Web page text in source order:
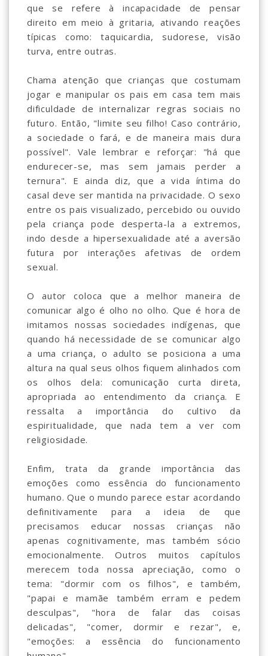
que se refere à incapacidade de pensar
direito em meio à gritaria, ativando reações
típicas como: taquicardia, sudorese, visão
turva, entre outras.
Chama atenção que crianças que costumam
jogar e manipular os pais em casa tem mais
dificuldade de internalizar regras sociais no
futuro. Então, "limite seu filho! Caso contrário,
a sociedade o fará, e de maneira mais dura
possível". Vale lembrar e reforçar: "há que
endurecer-se, mas sem jamais perder a
ternura". E ainda diz, que a vida íntima do
casal deve ser mantida na privacidade. O sexo
entre os pais visualizado, percebido ou ouvido
pela criança pode desperta-la a extremos,
indo desde a hipersexualidade até a aversão
futura por interações afetivas de ordem
sexual.
O autor coloca que a melhor maneira de
comunicar algo é olho no olho. Que é hora de
imitamos nossas sociedades indígenas, que
quando há necessidade de se comunicar algo
a uma criança, o adulto se posiciona a uma
altura na qual seus olhos fiquem alinhados com
os olhos dela: comunicação curta direta,
apropriada ao entendimento da criança. E
ressalta a importância do cultivo da
espiritualidade, que nada tem a ver com
religiosidade.
Enfim, trata da grande importância das
emoções como essência do funcionamento
humano. Que o mundo parece estar acordando
definitivamente para a ideia de que
precisamos educar nossas crianças não
apenas cognitivamente, mas também sócio
emocionalmente. Outros muitos capítulos
merecem toda nossa apreciação, como o
tema: "dormir com os filhos", e também,
"papai e mamãe também erram e pedem
desculpas", "hora de falar das coisas
delicadas", "comer, dormir e rezar", e,
"emoções: a essência do funcionamento